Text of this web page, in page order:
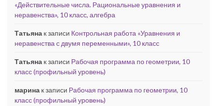
«Действительные числа. Рациональные уравнения и
неравенства», 10 класс, алгебра
Татьяна к записи Контрольная работа «Уравнения и
неравенства с двумя переменными», 10 класс
Татьяна к записи Рабочая программа по геометрии, 10
класс (профильный уровень)
марина к записи Рабочая программа по геометрии, 10
класс (профильный уровень)